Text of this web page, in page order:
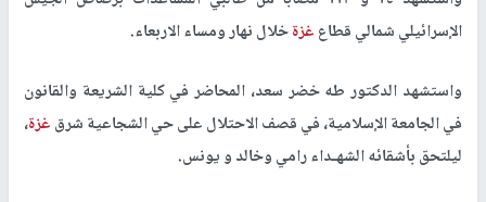
الإسرائيلي شمالي قطاعغزةخلال نهار ومساء الاربعاء.
واستشهد الدكتور طه خضر سعد، المحاضر في كلية الشريعة والقانون
في الجامعة الإسلامية، في قصف الاحتلال على حي الشجاعية شرقغزة،
ليلتحق بأشقائه الشهـداء رامي وخالد و يونس.